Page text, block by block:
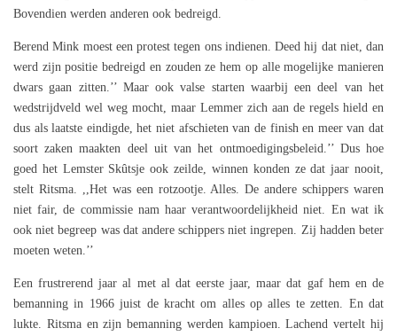
Bovendien werden anderen ook bedreigd.
Berend Mink moest een protest tegen ons indienen. Deed hij dat niet, dan
werd zijn positie bedreigd en zouden ze hem op alle mogelijke manieren
dwars gaan zitten.’’ Maar ook valse starten waarbij een deel van het
wedstrijdveld wel weg mocht, maar Lemmer zich aan de regels hield en
dus als laatste eindigde, het niet afschieten van de finish en meer van dat
soort zaken maakten deel uit van het ontmoedigingsbeleid.’’ Dus hoe
goed het Lemster Skûtsje ook zeilde, winnen konden ze dat jaar nooit,
stelt Ritsma. ,,Het was een rotzootje. Alles. De andere schippers waren
niet fair, de commissie nam haar verantwoordelijkheid niet. En wat ik
ook niet begreep was dat andere schippers niet ingrepen. Zij hadden beter
moeten weten.’’
Een frustrerend jaar al met al dat eerste jaar, maar dat gaf hem en de
bemanning in 1966 juist de kracht om alles op alles te zetten. En dat
lukte. Ritsma en zijn bemanning werden kampioen. Lachend vertelt hij